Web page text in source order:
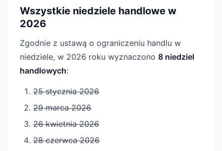
Wszystkie niedziele handlowe w
2026
Zgodnie z ustawą o ograniczeniu handlu w
niedziele, w 2026 roku wyznaczono 8 niedziel
handlowych:
25 stycznia 2026
29 marca 2026
26 kwietnia 2026
28 czerwca 2026